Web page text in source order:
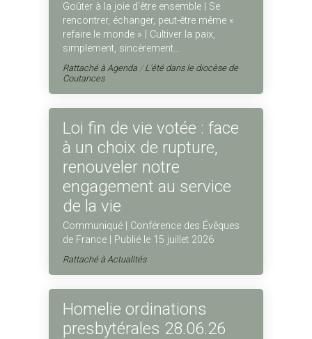
Goûter à la joie d'être ensemble | Se
rencontrer, échanger, peut-être même «
refaire le monde » | Cultiver la paix,
simplement, sincèrement...
Rattaché à Agenda /L'été dans le diocèse de
Coutances
Loi fin de vie votée : face
à un choix de rupture,
renouveler notre
engagement au service
de la vie
Communiqué | Conférence des Évêques
de France | Publié le 15 juillet 2026
Rattaché à Actualités
Homelie ordinations
presbytérales 28.06.26